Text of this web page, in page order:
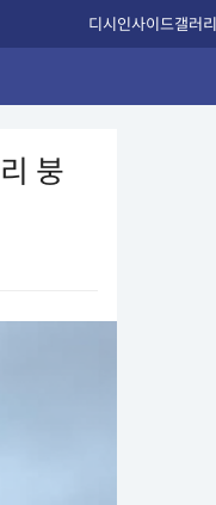
디시인사이드갤러리
붕